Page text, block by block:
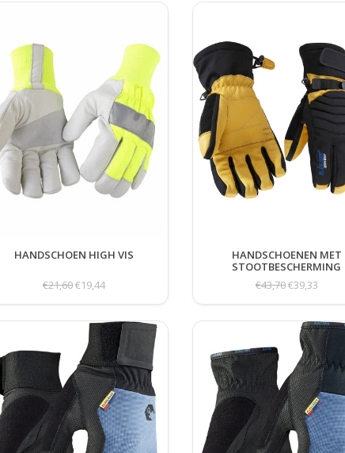
HANDSCHOEN HIGH VIS
€21,60€19,44
HANDSCHOENEN MET
STOOTBESCHERMING
€43,70€39,33